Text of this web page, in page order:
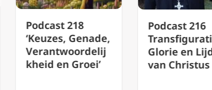
Podcast 218
‘Keuzes, Genade,
Verantwoordelij
kheid en Groei’
Podcast 216
Transfiguratie:
Glorie en Lijden
van Christus